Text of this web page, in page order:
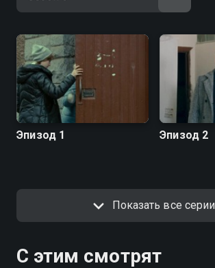
Эпизод 1 Эпизод 2
Показать все серии
С этим смотрят